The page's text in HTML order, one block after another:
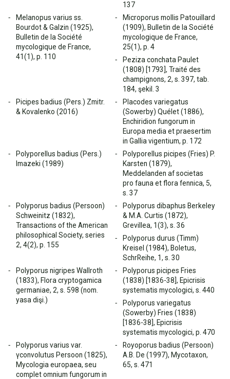
137
Melanopus varius ss.
Bourdot & Galzin (1925),
Bulletin de la Société
mycologique de France,
41(1), p. 110
Microporus mollis Patouillard
(1909), Bulletin de la Société
mycologique de France,
25(1), p. 4
Peziza conchata Paulet
(1808) [1793], Traité des
champignons, 2, s. 397, tab.
184, şekil. 3
Picipes badius (Pers.) Zmitr.
& Kovalenko (2016)
Placodes variegatus
(Sowerby) Quélet (1886),
Enchiridion fungorum in
Europa media et praesertim
in Gallia vigentium, p. 172
Polyporellus badius (Pers.)
Imazeki (1989)
Polyporellus picipes (Fries) P.
Karsten (1879),
Meddelanden af societas
pro fauna et flora fennica, 5,
s. 37
Polyporus badius (Persoon)
Schweinitz (1832),
Transactions of the American
philosophical Society, series
2, 4(2), p. 155
Polyporus dibaphus Berkeley
& M.A. Curtis (1872),
Grevillea, 1(3), s. 36
Polyporus durus (Timm)
Kreisel (1984), Boletus,
SchrReihe, 1, s. 30
Polyporus nigripes Wallroth
(1833), Flora cryptogamica
germaniae, 2, s. 598 (nom.
yasa dişi.)
Polyporus picipes Fries
(1838) [1836-38], Epicrisis
systematis mycologici, s. 440
Polyporus variegatus
(Sowerby) Fries (1838)
[1836-38], Epicrisis
systematis mycologici, p. 470
Polyporus varius var.
γconvolutus Persoon (1825),
Mycologia europaea, seu
complet omnium fungorum in
Royoporus badius (Persoon)
A.B. De (1997), Mycotaxon,
65, s. 471